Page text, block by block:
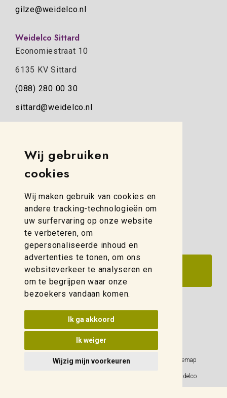
Wij gebruiken
cookies
Wij maken gebruik van cookies en
andere tracking-technologieën om
uw surfervaring op onze website
te verbeteren, om
gepersonaliseerde inhoud en
advertenties te tonen, om ons
websiteverkeer te analyseren en
om te begrijpen waar onze
bezoekers vandaan komen.
Ik ga akkoord
Ik weiger
Wijzig mijn voorkeuren
gilze@weidelco.nl
Weidelco Sittard
Economiestraat 10
6135 KV Sittard
(088) 280 00 30
sittard@weidelco.nl
Simon Stevinweg 8
8013 NB Zwolle
zwolle@weidelco.nl
Update cookies voorkeuren
Privacy Policy Sitemap
© 2026 Weidelco